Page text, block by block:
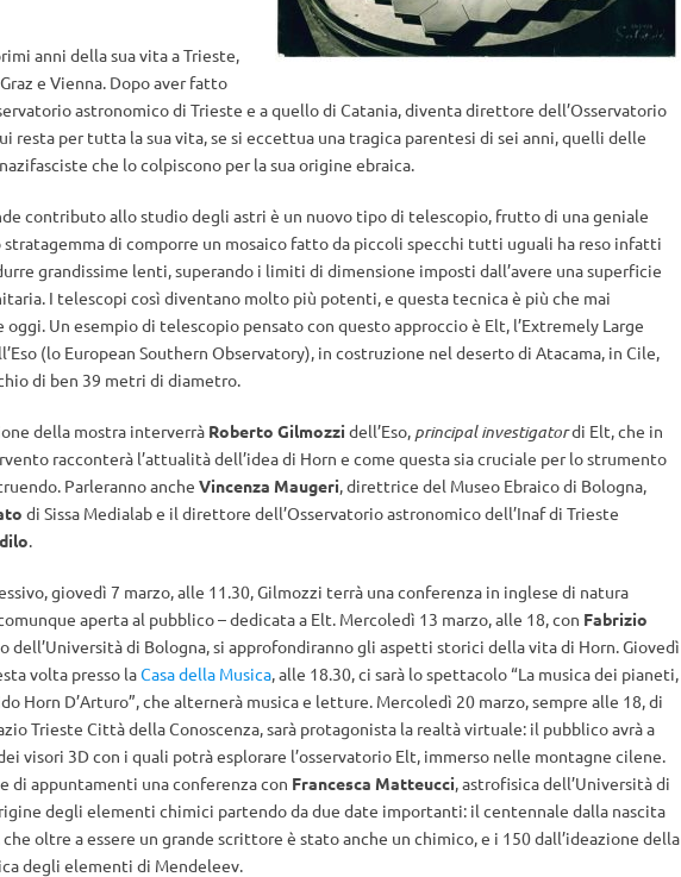
anni della sua vita a Trieste,
e Vienna. Dopo aver fatto
astronomico di Trieste e a quello di Catania, diventa direttore dell’Osservatorio
resta per tutta la sua vita, se si eccettua una tragica parentesi di sei anni, quelli delle
che lo colpiscono per la sua origine ebraica.
contributo allo studio degli astri è un nuovo tipo di telescopio, frutto di una geniale
di comporre un mosaico fatto da piccoli specchi tutti uguali ha reso infatti
grandissime lenti, superando i limiti di dimensione imposti dall’avere una superficie
I telescopi così diventano molto più potenti, e questa tecnica è più che mai
oggi. Un esempio di telescopio pensato con questo approccio è Elt, l’Extremely Large
(lo European Southern Observatory), in costruzione nel deserto di Atacama, in Cile,
di ben 39 metri di diametro.
della mostra interverrà Roberto Gilmozzi dell’Eso, principal investigatordi Elt, che in
racconterà l’attualità dell’idea di Horn e come questa sia cruciale per lo strumento
Parleranno anche Vincenza Maugeri, direttrice del Museo Ebraico di Bologna,
di Sissa Medialab e il direttore dell’Osservatorio astronomico dell’Inaf di Trieste
.
giovedì 7 marzo, alle 11.30, Gilmozzi terrà una conferenza in inglese di natura
aperta al pubblico – dedicata a Elt. Mercoledì 13 marzo, alle 18, con Fabrizio
dell’Università di Bologna, si approfondiranno gli aspetti storici della vita di Horn. Giovedì
volta presso laCasa della Musica, alle 18.30, ci sarà lo spettacolo “La musica dei pianeti,
Horn D’Arturo”, che alternerà musica e letture. Mercoledì 20 marzo, sempre alle 18, di
Trieste Città della Conoscenza, sarà protagonista la realtà virtuale: il pubblico avrà a
visori 3D con i quali potrà esplorare l’osservatorio Elt, immerso nelle montagne cilene.
di appuntamenti una conferenza con Francesca Matteucci, astrofisica dell’Università di
degli elementi chimici partendo da due date importanti: il centennale dalla nascita
oltre a essere un grande scrittore è stato anche un chimico, e i 150 dall’ideazione della
degli elementi di Mendeleev.